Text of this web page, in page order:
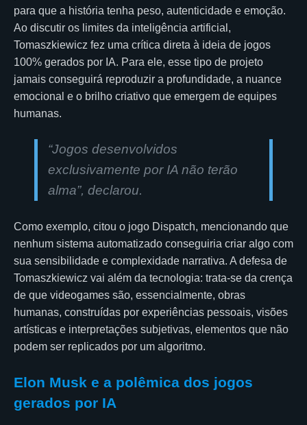
para que a história tenha peso, autenticidade e emoção.
Ao discutir os limites da inteligência artificial,
Tomaszkiewicz fez uma crítica direta à ideia de jogos
100% gerados por IA. Para ele, esse tipo de projeto
jamais conseguirá reproduzir a profundidade, a nuance
emocional e o brilho criativo que emergem de equipes
humanas.
“Jogos desenvolvidos
exclusivamente por IA não terão
alma”, declarou.
Como exemplo, citou o jogo Dispatch, mencionando que
nenhum sistema automatizado conseguiria criar algo com
sua sensibilidade e complexidade narrativa. A defesa de
Tomaszkiewicz vai além da tecnologia: trata-se da crença
de que videogames são, essencialmente, obras
humanas, construídas por experiências pessoais, visões
artísticas e interpretações subjetivas, elementos que não
podem ser replicados por um algoritmo.
Elon Musk e a polêmica dos jogos
gerados por IA